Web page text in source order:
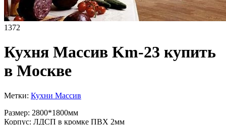
1372
Кухня Массив Km-23 купить
в Москве
Метки: Кухни Массив
Размер: 2800*1800мм
Корпус: ЛДСП в кромке ПВХ 2мм